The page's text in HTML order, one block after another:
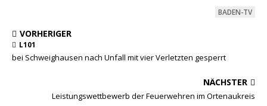
BADEN-TV
VORHERIGER
L101
bei Schweighausen nach Unfall mit vier Verletzten gesperrt
NÄCHSTER
Leistungswettbewerb der Feuerwehren im Ortenaukreis